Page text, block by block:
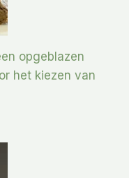
opgeblazen
het kiezen van